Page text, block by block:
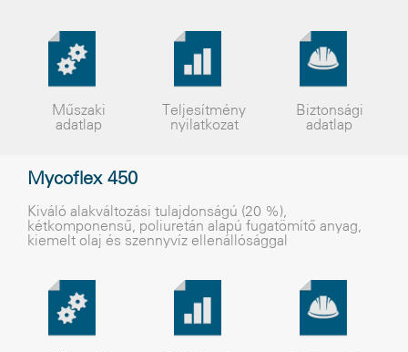
Műszaki
adatlap
Teljesítmény
nyilatkozat
Biztonsági
adatlap
Mycoflex 450
Kiváló alakváltozási tulajdonságú (20 %),
kétkomponensû, poliuretán alapú fugatömítõ anyag,
kiemelt olaj és szennyvíz ellenállósággal